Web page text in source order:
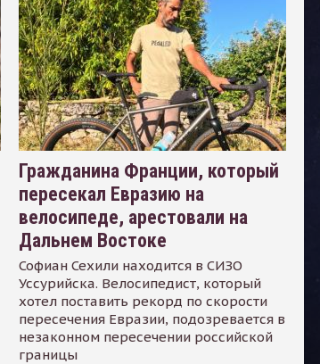
Гражданина Франции, который
пересекал Евразию на
велосипеде, арестовали на
Дальнем Востоке
Софиан Сехили находится в СИЗО
Уссурийска. Велосипедист, который
хотел поставить рекорд по скорости
пересечения Евразии, подозревается в
незаконном пересечении российской
границы